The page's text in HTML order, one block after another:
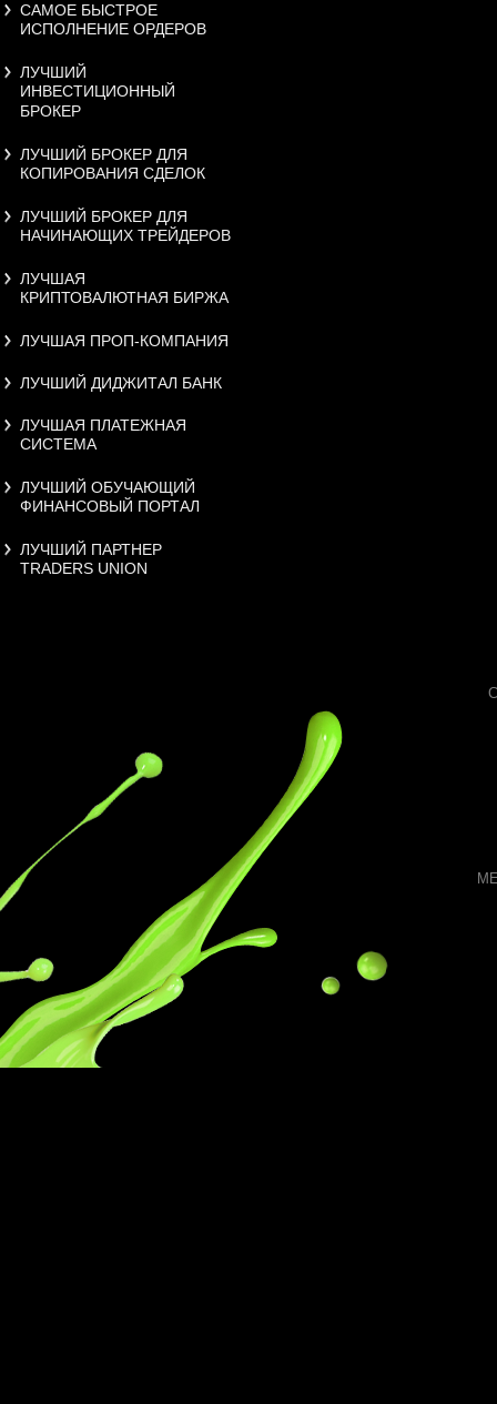
САМОЕ БЫСТРОЕ
ИСПОЛНЕНИЕ ОРДЕРОВ
ЛУЧШИЙ
ИНВЕСТИЦИОННЫЙ
БРОКЕР
ЛУЧШИЙ БРОКЕР ДЛЯ
КОПИРОВАНИЯ СДЕЛОК
ЛУЧШИЙ БРОКЕР ДЛЯ
НАЧИНАЮЩИХ ТРЕЙДЕРОВ
ЛУЧШАЯ
КРИПТОВАЛЮТНАЯ БИРЖА
ЛУЧШАЯ ПРОП-КОМПАНИЯ
ЛУЧШИЙ ДИДЖИТАЛ БАНК
ЛУЧШАЯ ПЛАТЕЖНАЯ
СИСТЕМА
ЛУЧШИЙ ОБУЧАЮЩИЙ
ФИНАНСОВЫЙ ПОРТАЛ
ЛУЧШИЙ ПАРТНЕР
TRADERS UNION